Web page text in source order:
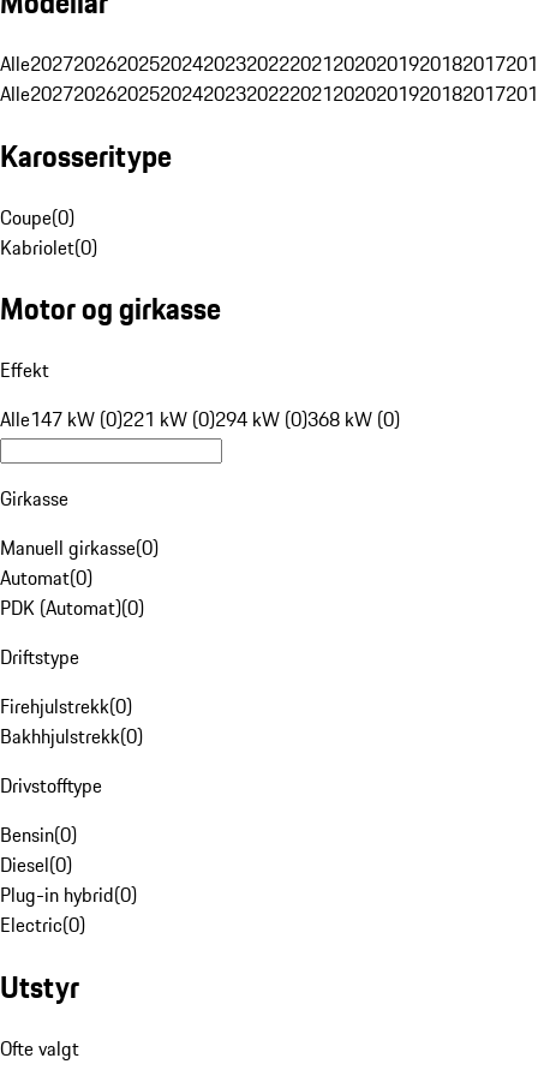
Alle20272026202520242023202220212020201920182017
Alle20272026202520242023202220212020201920182017
Karosseritype
Coupe(0)
Kabriolet(0)
Motor og girkasse
Effekt
Alle147 kW (0)221 kW (0)294 kW (0)368 kW (0)
Girkasse
Manuell girkasse(0)
Automat(0)
PDK (Automat)(0)
Driftstype
Firehjulstrekk(0)
Bakhhjulstrekk(0)
Drivstofftype
Bensin(0)
Diesel(0)
Plug-in hybrid(0)
Electric(0)
Utstyr
Ofte valgt